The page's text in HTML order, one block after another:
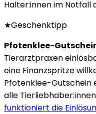
Halter:innen im Notfall
★Geschenktipp
Pfotenklee-
Tierarztpraxen
eine Finanzspritze
Pfotenklee-Gutschein
alle
funktioniert die